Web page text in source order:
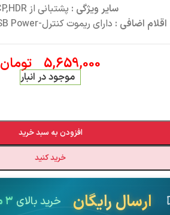
سایر ویژگی : پشتبانی از HDCP,HDR
اقلام اضافی : دارای ریموت کنترل-USB Power-دفترچه راهنما
5,659,000 تومان
موجود در انبار
افزودن به سبد خرید
خرید کنید
ارسال رایگان خرید بالای ۳ میلیون